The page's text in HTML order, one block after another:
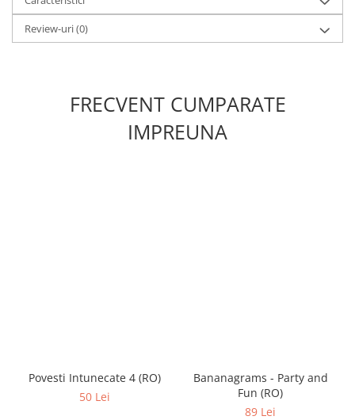
Review-uri(0)
FRECVENT CUMPARATE
IMPREUNA
Povesti Intunecate 4 (RO)
50 Lei
Bananagrams - Party and
Fun (RO)
89 Lei